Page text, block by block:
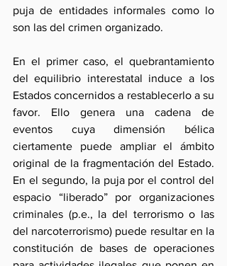
puja de entidades informales como lo
son las del crimen organizado.
En el primer caso, el quebrantamiento
del equilibrio interestatal induce a los
Estados concernidos a restablecerlo a su
favor. Ello genera una cadena de
eventos cuya dimensión bélica
ciertamente puede ampliar el ámbito
original de la fragmentación del Estado.
En el segundo, la puja por el control del
espacio “liberado” por organizaciones
criminales (p.e., la del terrorismo o las
del narcoterrorismo) puede resultar en la
constitución de bases de operaciones